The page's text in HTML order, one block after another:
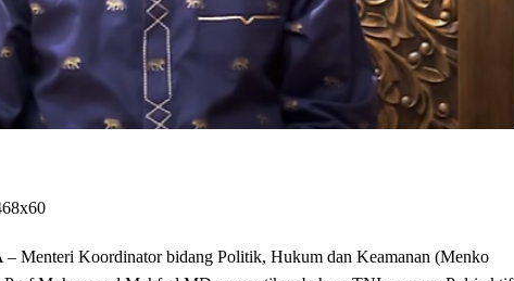
– Menteri Koordinator bidang Politik, Hukum dan Keamanan (Menko